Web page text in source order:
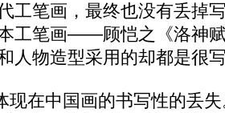
工笔画，最终也没有丢掉
工笔画——顾恺之《洛神
人物造型采用的却都是很
现在中国画的书写性的丢